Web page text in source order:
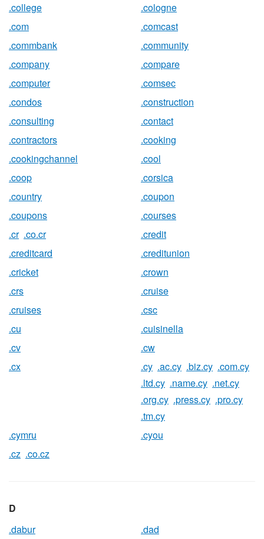
.college
.cologne
.com
.comcast
.commbank
.community
.company
.compare
.computer
.comsec
.condos
.construction
.consulting
.contact
.contractors
.cooking
.cookingchannel
.cool
.coop
.corsica
.country
.coupon
.coupons
.courses
.cr .co.cr
.credit
.creditcard
.creditunion
.cricket
.crown
.crs
.cruise
.cruises
.csc
.cu
.cuisinella
.cv
.cw
.cx
.cy .ac.cy .biz.cy .com.cy
.ltd.cy .name.cy .net.cy
.org.cy .press.cy .pro.cy
.tm.cy
.cymru
.cyou
.cz .co.cz
D
.dabur
.dad